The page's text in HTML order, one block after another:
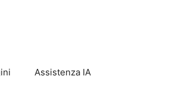
Assistenza IA